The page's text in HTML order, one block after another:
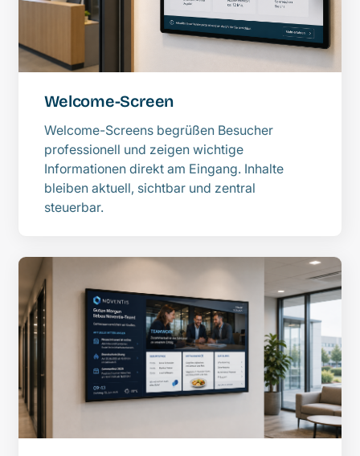
Welcome-Screen
Welcome-Screens begrüßen Besucher
professionell und zeigen wichtige
Informationen direkt am Eingang. Inhalte
bleiben aktuell, sichtbar und zentral
steuerbar.